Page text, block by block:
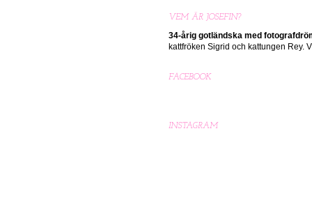
VEM ÄR JOSEFIN?
34-årig gotländska med
kattfröken Sigrid och kattungen Rey.
FACEBOOK
INSTAGRAM